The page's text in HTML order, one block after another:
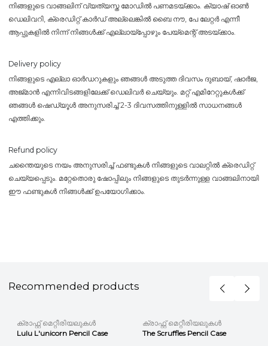
നിങ്ങളുടെ വാങ്ങലിന് വ്യത്യസ്ത മോഡിൽ പണമടയ്ക്കാം. ക്യാഷ് ഓൺ
ഡെലിവറി, ക്രെഡിറ്റ് കാർഡ് അല്ലെങ്കിൽ ബൈ നൗ, പേ ലേറ്റർ എന്നീ
ആപ്പുകളിൽ നിന്ന് നിങ്ങൾക്ക് എല്ലായ്പ്പോഴും പേയ്‌മെന്റ് അടയ്ക്കാം.
Delivery policy
നിങ്ങളുടെ എല്ലാ ഓർഡറുകളും ഞങ്ങൾ അടുത്ത ദിവസം ദുബായ്, ഷാർജ,
അജ്മാൻ എന്നിവിടങ്ങളിലേക്ക് ഡെലിവർ ചെയ്യും. മറ്റ് എമിറേറ്റുകൾക്ക്
ഞങ്ങൾ ഷെഡ്യൂൾ അനുസരിച്ച് 2-3 ദിവസത്തിനുള്ളിൽ സാധനങ്ങൾ
എത്തിക്കും.
Refund policy
ചന്തൈയുടെ നയം അനുസരിച്ച് ഫണ്ടുകൾ നിങ്ങളുടെ വാലറ്റിൽ ക്രെഡിറ്റ്
ചെയ്യപ്പെടും. മറ്റേതൊരു ഷോപ്പിലും നിങ്ങളുടെ തുടർന്നുള്ള വാങ്ങലിനായി
ഈ ഫണ്ടുകൾ നിങ്ങൾക്ക് ഉപയോഗിക്കാം.
Recommended products
ക്രാഫ്റ്റ് മെറ്റീരിയലുകൾ
Lulu L'unicorn Pencil Case
ക്രാഫ്റ്റ് മെറ്റീരിയലുകൾ
The Scruffles Pencil Case